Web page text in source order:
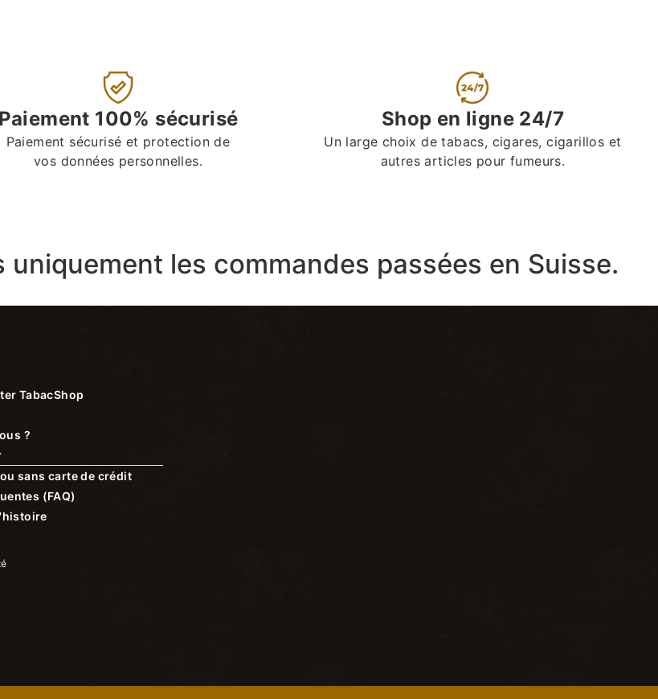
Paiement 100% sécurisé
Paiement sécurisé et protection de
vos données personnelles.
Shop en ligne 24/7
Un large choix de tabacs, cigares, cigarillos et
autres articles pour fumeurs.
les commandes passées en Suisse.
TabacShop
?
sans carte de crédit
(FAQ)